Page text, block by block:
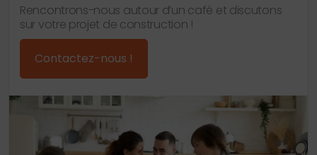
Rencontrons-nous autour d’un café et discutons
sur votre projet de construction !
Contactez-nous !